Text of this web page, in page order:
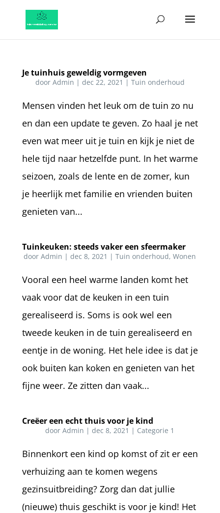
Je tuinhuis geweldig vormgeven
door Admin | dec 22, 2021 | Tuin onderhoud
Mensen vinden het leuk om de tuin zo nu
en dan een update te geven. Zo haal je net
even wat meer uit je tuin en kijk je niet de
hele tijd naar hetzelfde punt. In het warme
seizoen, zoals de lente en de zomer, kun
je heerlijk met familie en vrienden buiten
genieten van...
Tuinkeuken: steeds vaker een sfeermaker
doorAdmin | dec 8, 2021 |Tuin onderhoud,Wonen
Vooral een heel warme landen komt het
vaak voor dat de keuken in een tuin
gerealiseerd is. Soms is ook wel een
tweede keuken in de tuin gerealiseerd en
eentje in de woning. Het hele idee is dat je
ook buiten kan koken en genieten van het
fijne weer. Ze zitten dan vaak...
Creëer een echt thuis voor je kind
doorAdmin | dec 8, 2021 | Categorie 1
Binnenkort een kind op komst of zit er een
verhuizing aan te komen wegens
gezinsuitbreiding? Zorg dan dat jullie
(nieuwe) thuis geschikt is voor je kind! Het